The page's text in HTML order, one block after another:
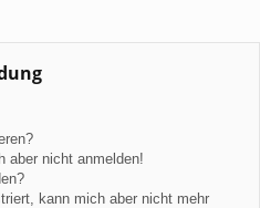
de
re
aber nicht anmelden!
kann mich aber nicht mehr